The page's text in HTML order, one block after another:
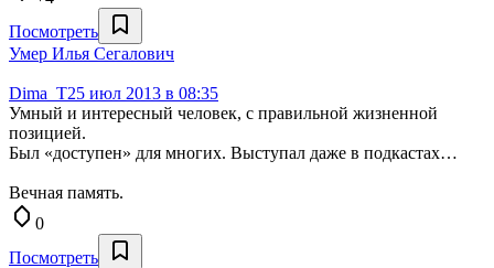
Посмотреть
Умер Илья Сегалович
Dima_T25 июл 2013 в 08:35
Умный и интересный человек, с правильной жизненной
позицией.
Был «доступен» для многих. Выступал даже в подкастах…
Вечная память.
0
Посмотреть